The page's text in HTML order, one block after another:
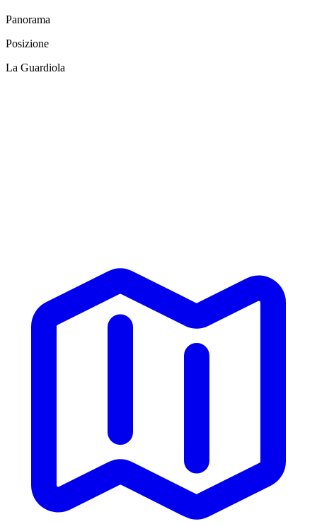
Panorama
Posizione
La Guardiola